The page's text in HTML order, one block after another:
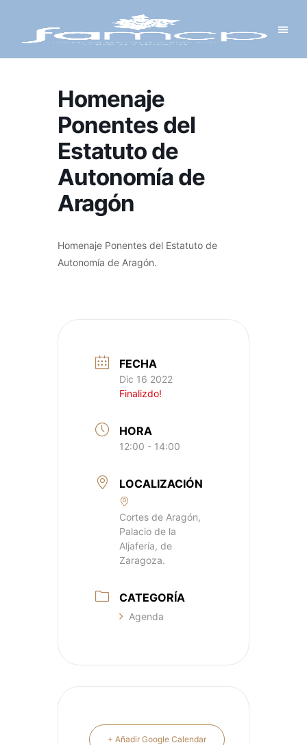
Homenaje
Ponentes del
Estatuto de
Autonomía de
Aragón
Homenaje Ponentes del Estatuto de
Autonomía de Aragón.
FECHA
Dic 16 2022
Finalizdo!
HORA
12:00 - 14:00
LOCALIZACIÓN
Cortes de Aragón,
Palacio de la
Aljafería, de
Zaragoza.
CATEGORÍA
Agenda
+ Añadir Google Calendar